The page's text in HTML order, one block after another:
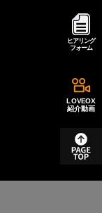
ヒアリング
フォーム
LOVEOX
紹介動画